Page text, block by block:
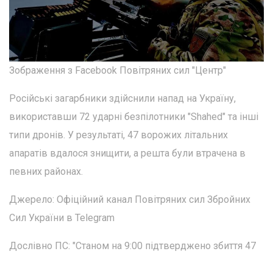
Зображення з Facebook Повітряних сил "Центр"
Російські загарбники здійснили напад на Україну,
використавши 72 ударні безпілотники "Shahed" та інші
типи дронів. У результаті, 47 ворожих літальних
апаратів вдалося знищити, а решта були втрачена в
певних районах.
Джерело: Офіційний канал Повітряних сил Збройних
Сил України в Telegram
Дослівно ПС: "Станом на 9:00 підтверджено збиття 47